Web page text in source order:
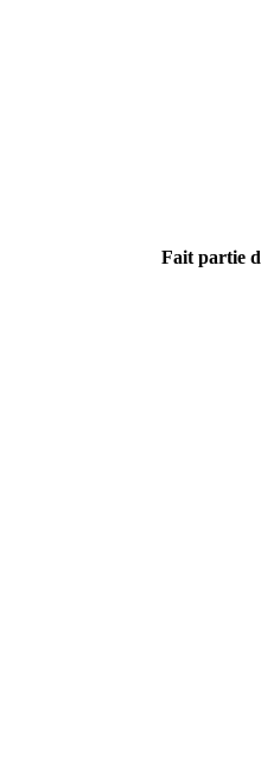
Fait partie